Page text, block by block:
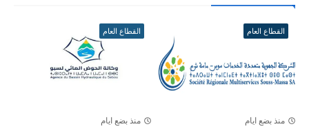
القطاع العام
منذ بضع ايام
القطاع العام
منذ بضع ايام